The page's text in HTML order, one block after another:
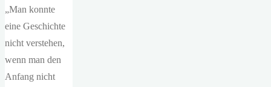
„Man konnte
eine Geschichte
nicht verstehen,
wenn man den
Anfang nicht